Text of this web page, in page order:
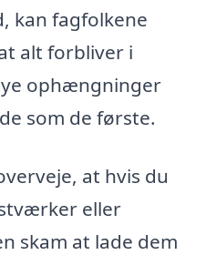
kan fagfolkene
alt forbliver i
ophængninger
som de første.
at hvis du
eller
skam at lade dem